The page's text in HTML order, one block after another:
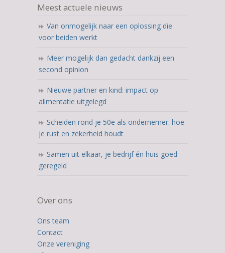
ratings
Meest actuele nieuws
Van onmogelijk naar een oplossing die
voor beiden werkt
Meer mogelijk dan gedacht dankzij een
second opinion
Nieuwe partner en kind: impact op
alimentatie uitgelegd
Scheiden rond je 50e als ondernemer: hoe
je rust en zekerheid houdt
Samen uit elkaar, je bedrijf én huis goed
geregeld
Over ons
Ons team
Contact
Onze vereniging